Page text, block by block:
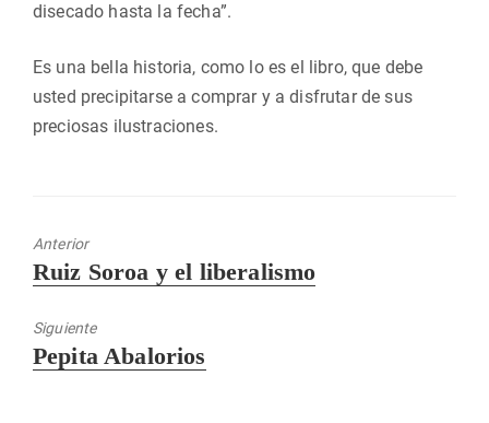
disecado hasta la fecha”.
Es una bella historia, como lo es el libro, que debe
usted precipitarse a comprar y a disfrutar de sus
preciosas ilustraciones.
Anterior
Entrada
Ruiz Soroa y el liberalismo
Siguiente
Entrada
Pepita Abalorios